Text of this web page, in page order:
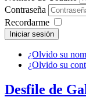
Contraseña
Recordarme
Iniciar sesión
¿Olvido su
¿Olvido su
Desfile de